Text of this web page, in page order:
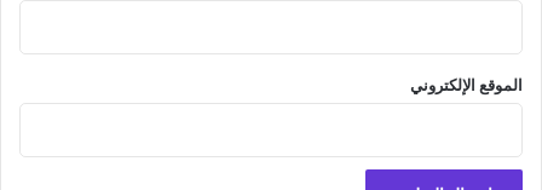
الموقع الإلكتروني